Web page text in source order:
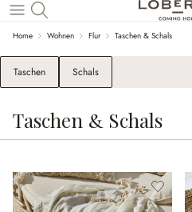
Zum Hauptinhalt springen
Home Wohnen Flur Taschen & Schals
Taschen Schals
Taschen & Schals